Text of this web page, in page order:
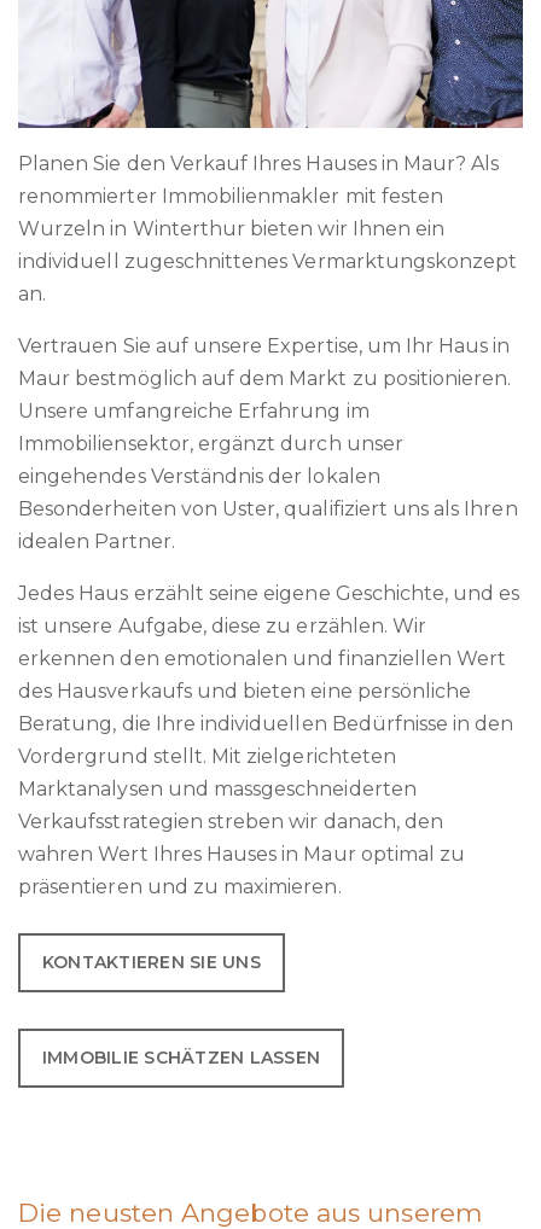
Planen Sie den Verkauf Ihres Hauses in Maur? Als
renommierter Immobilienmakler mit festen
Wurzeln in Winterthur bieten wir Ihnen ein
individuell zugeschnittenes Vermarktungskonzept
an.
Vertrauen Sie auf unsere Expertise, um Ihr Haus in
Maur bestmöglich auf dem Markt zu positionieren.
Unsere umfangreiche Erfahrung im
Immobiliensektor, ergänzt durch unser
eingehendes Verständnis der lokalen
Besonderheiten von Uster, qualifiziert uns als Ihren
idealen Partner.
Jedes Haus erzählt seine eigene Geschichte, und es
ist unsere Aufgabe, diese zu erzählen. Wir
erkennen den emotionalen und finanziellen Wert
des Hausverkaufs und bieten eine persönliche
Beratung, die Ihre individuellen Bedürfnisse in den
Vordergrund stellt. Mit zielgerichteten
Marktanalysen und massgeschneiderten
Verkaufsstrategien streben wir danach, den
wahren Wert Ihres Hauses in Maur optimal zu
präsentieren und zu maximieren.
KONTAKTIEREN SIE UNS
IMMOBILIE SCHÄTZEN LASSEN
Die neusten Angebote aus unserem